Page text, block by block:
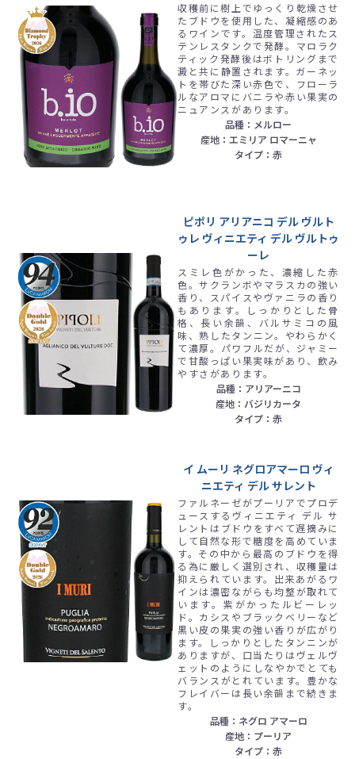
収穫前に樹上でゆっくり乾燥させ
たブドウを使用した、凝縮感のあ
るワインです。温度管理されたス
テンレスタンクで発酵。マロラク
ティック発酵後はボトリングまで
澱と共に静置されます。ガーネッ
トを帯びた深い赤色で、フローラ
ルなアロマにバニラや赤い果実の
ニュアンスがあります。
品種：メルロー
産地：エミリア ロマーニャ
タイプ：赤
ピポリ アリアニコ デル ヴルト
ゥレ ヴィニエティ デル ヴルトゥ
ーレ
スミレ色がかった、濃縮した赤
色。サクランボやマラスカの強い
香り、スパイスやヴァニラの香り
もあります。しっかりとした骨
格、長い余韻、バルサミコの風
味、熟したタンニン。やわらかく
て濃厚。パワフルだが、ジャミー
で甘酸っぱい果実味があり、飲み
やすさがあります。
品種：アリアーニコ
産地：バジリカータ
タイプ：赤
イ ムーリ ネグロアマーロ ヴィ
ニエティ デル サレント
ファルネーゼがプーリアでプロデ
ュースするヴィニエティ デル サ
レントはブドウをすべて遅摘みに
して自然な形で糖度を高めていま
す。その中から最高のブドウを得
る為に厳しく選別され、収穫量は
抑えられています。出来あがるワ
インは濃密ながらも均整が取れて
います。紫がかったルビーレッ
ド。カシスやブラックベリーなど
黒い皮の果実の強い香りが広がり
ます。しっかりとしたタンニンが
ありますが、口当たりはヴェルヴ
ェットのようにしなやかでとても
バランスがとれています。豊かな
フレイバーは長い余韻まで続きま
す。
品種：ネグロ アマーロ
産地：プーリア
タイプ：赤